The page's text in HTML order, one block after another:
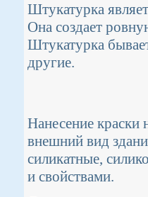
Штукатурка
Она создает
Штукатурка
другие.
Нанесение краски
внешний вид
силикатные,
и свойствами.